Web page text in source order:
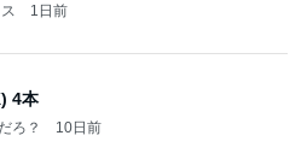
1日前
4本
ろ？ 10日前